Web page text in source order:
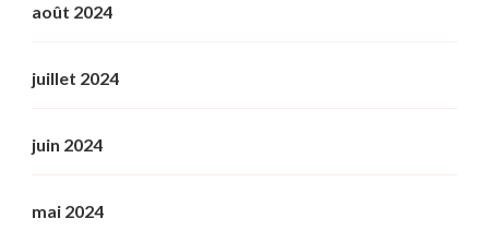
août 2024
juillet 2024
juin 2024
mai 2024